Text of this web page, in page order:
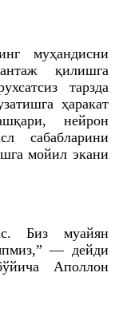
муҳандисни
қилишга
тарзда
ҳаракат
нейрон
сабабларини
мойил экани
Биз муайян
— дейди
Аполлон